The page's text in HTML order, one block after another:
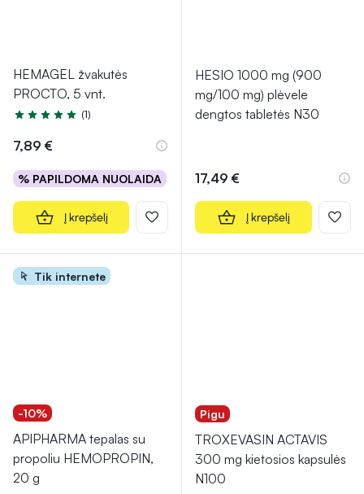
HEMAGEL žvakutės
PROCTO, 5 vnt.
Įvertinimas 5.0 iš 5
(1)
7,89 €
% PAPILDOMA NUOLAIDA
Į krepšelį
HESIO 1000 mg (900
mg/100 mg) plėvele
dengtos tabletės N30
17,49 €
Į krepšelį
Tik internete
-10%
APIPHARMA tepalas su
propoliu HEMOPROPIN,
20 g
Pigu
TROXEVASIN ACTAVIS
300 mg kietosios kapsulės
N100